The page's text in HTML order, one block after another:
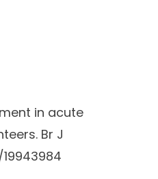
in acute
Br J